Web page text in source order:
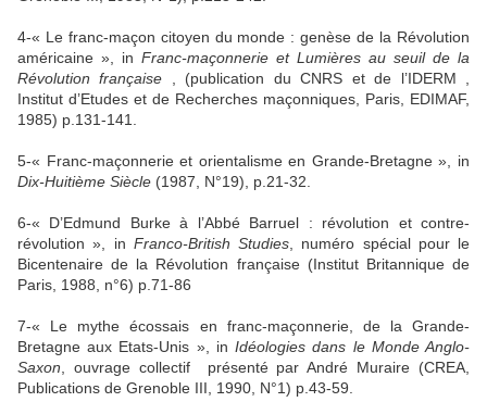
4-« Le franc-maçon citoyen du monde : genèse de la Révolution
américaine », in Franc-maçonnerie et Lumières au seuil de la
Révolution française , (publication du CNRS et de l’IDERM ,
Institut d’Etudes et de Recherches maçonniques, Paris, EDIMAF,
1985) p.131-141.
5-« Franc-maçonnerie et orientalisme en Grande-Bretagne », in
Dix-Huitième Siècle (1987, N°19), p.21-32.
6-« D’Edmund Burke à l’Abbé Barruel : révolution et contre-
révolution », in Franco-British Studies, numéro spécial pour le
Bicentenaire de la Révolution française (Institut Britannique de
Paris, 1988, n°6) p.71-86
7-« Le mythe écossais en franc-maçonnerie, de la Grande-
Bretagne aux Etats-Unis », inIdéologies dans le Monde Anglo-
Saxon, ouvrage collectif
présenté par André Muraire (CREA,
Publications de Grenoble III, 1990, N°1) p.43-59.